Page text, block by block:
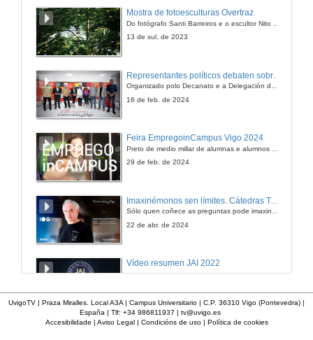
Aclarando dúbidas e debatindo sobre temas relacionados
Coloquio
Mostra de fotoesculturas Overtraz
13 de xul. de 2023
Organizado polo Decanato e a Delegación de Alumnado de Dirección e Xestión Pública e coa participación de candidatos de PP, BNG, PSOE, Sumar e Podemos
16 de feb. de 2024
Feira EmpregoinCampus Vigo 2024
29 de feb. de 2024
Imaxinémonos sen límites. Cátedras Telefónica
Sólo quen coñece as preguntas pode imaxinar novas respostas
22 de abr. de 2024
Vídeo resumen JAI 2022
UVigo SpaceLab
UvigoTV | Praza Miralles. Local A3A | Campus Universitario | C.P. 36310 Vigo (Pontevedra) |
España | Tlf: +34 986811937 | tv@uvigo.es
Accesibilidade | Aviso Legal| Condicións de uso| Política de cookies